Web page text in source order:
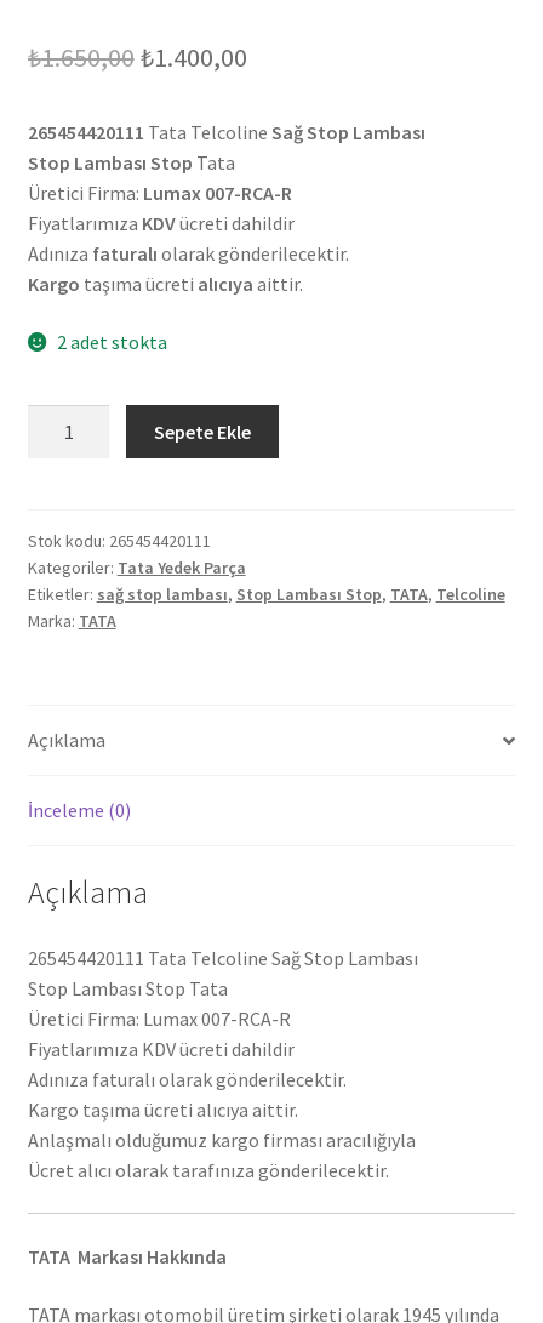
₺1.650,00Orijinal
₺1.650,00.
₺1.400,00Şu
fiyat:
₺1.400,00.
265454420111 Tata Telcoline Sağ Stop Lambası
Stop Lambası Stop Tata
Üretici Firma: Lumax 007-RCA-R
Fiyatlarımıza KDVücreti dahildir
Adınıza faturalı olarak gönderilecektir.
Kargo taşıma ücreti alıcıya aittir.
2 adet stokta
Lambası
265454420111
adet
Sepete Ekle
Stok kodu: 265454420111
Kategoriler: Tata Yedek Parça
Etiketler: sağ stop lambası, Stop Lambası Stop, TATA, Telcoline
Marka: TATA
Açıklama
İnceleme (0)
Açıklama
265454420111 Tata Telcoline Sağ Stop Lambası
Stop Lambası Stop Tata
Üretici Firma: Lumax 007-RCA-R
Fiyatlarımıza KDV ücreti dahildir
Adınıza faturalı olarak gönderilecektir.
Kargo taşıma ücreti alıcıya aittir.
Anlaşmalı olduğumuz kargo firması aracılığıyla
Ücret alıcı olarak tarafınıza gönderilecektir.
TATA Markası Hakkında
TATA markası otomobil üretim şirketi olarak 1945 yılında